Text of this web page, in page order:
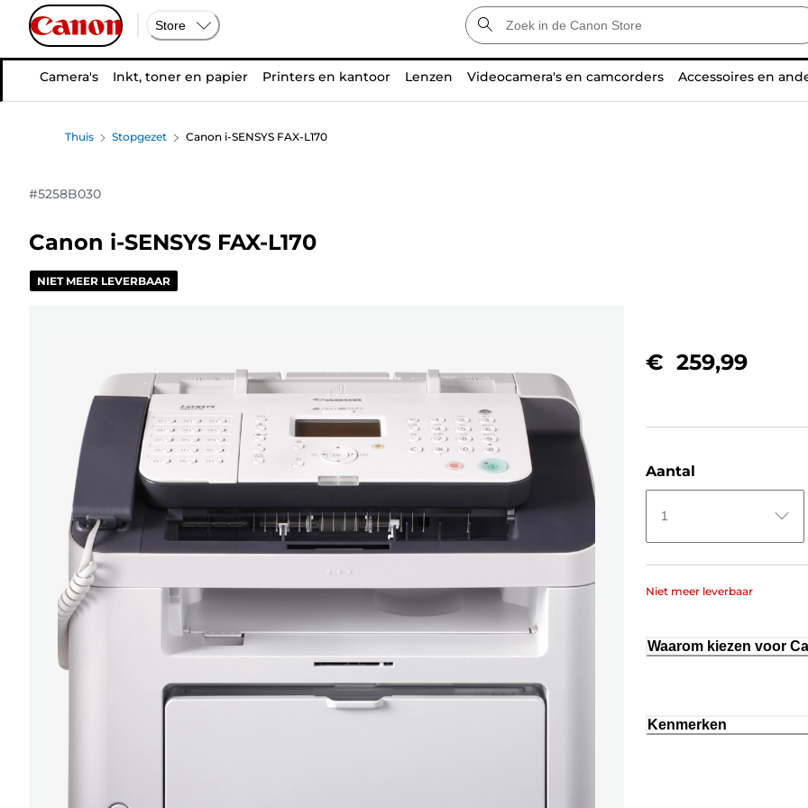
Store
Camera's Inkt, toner en papier Printers en kantoor Lenzen Videocamera's en camcorders Accessoires en
Thuis Stopgezet Canon i-SENSYS FAX-L170
#5258B030
Canon i-SENSYS FAX-L170
NIET MEER LEVERBAAR
€ 259,99
Aantal
1
Niet meer leverbaar
Waarom kiezen voor
Kenmerken